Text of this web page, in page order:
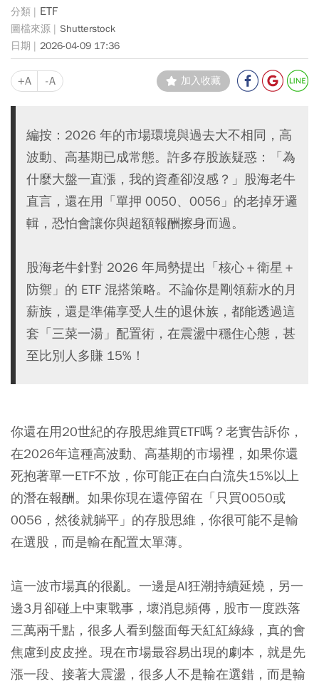
ETF
Shutterstock
2026-04-09 17:36
+A -A 加入收藏
編按：2026 年的市場環境與過去大不相同，高
波動、高基期已成常態。許多存股族疑惑：「為
什麼大盤一直漲，我的資產卻沒感？」股海老牛
直言，還在用「單押 0050、0056」的老掉牙邏
輯，恐怕會讓你與超額報酬擦身而過。
股海老牛針對 2026 年局勢提出「核心＋衛星＋
防禦」的 ETF 混搭策略。不論你是剛領薪水的月
薪族，還是準備享受人生的退休族，都能透過這
套「三菜一湯」配置術，在震盪中穩住心態，甚
至比別人多賺 15%！
你還在用20世紀的存股思維買ETF嗎？老實告訴你，
在2026年這種高波動、高基期的市場裡，如果你還
死抱著單一ETF不放，你可能正在白白流失15%以上
的潛在報酬。如果你現在還停留在「只買0050或
0056 ，然後就躺平」的存股思維，你很可能不是輸
在選股，而是輸在配置太單薄。
這一波市場真的很亂。一邊是AI狂潮持續延燒，另一
邊3月卻碰上中東戰事，壞消息頻傳，股市一度跌落
三萬兩千點，很多人看到盤面每天紅紅綠綠，真的會
焦慮到皮皮挫。現在市場最容易出現的劇本，就是先
漲一段、接著大震盪，很多人不是輸在選錯，而是輸